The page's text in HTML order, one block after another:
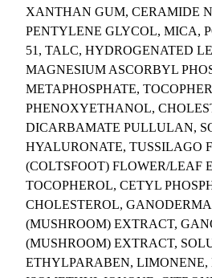
XANTHAN GUM, CERAMIDE
PENTYLENE GLYCOL, MICA,
51, TALC, HYDROGENATED
MAGNESIUM ASCORBYL
METAPHOSPHATE,
PHENOXYETHANOL,
DICARBAMATE PULLULAN,
HYALURONATE, TUSSILAGO
(COLTSFOOT) FLOWER/LEAF
TOCOPHEROL, CETYL
CHOLESTEROL,
(MUSHROOM) EXTRACT,
(MUSHROOM) EXTRACT,
ETHYLPARABEN,